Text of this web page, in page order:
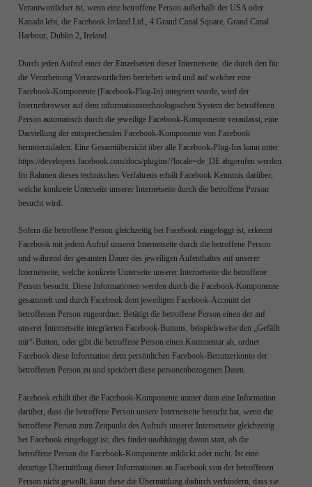
Verantwortlicher ist, wenn eine betroffene Person außerhalb der USA oder
Kanada lebt, die Facebook Ireland Ltd., 4 Grand Canal Square, Grand Canal
Harbour, Dublin 2, Ireland.
Durch jeden Aufruf einer der Einzelseiten dieser Internetseite, die durch den für
die Verarbeitung Verantwortlichen betrieben wird und auf welcher eine
Facebook-Komponente (Facebook-Plug-In) integriert wurde, wird der
Internetbrowser auf dem informationstechnologischen System der betroffenen
Person automatisch durch die jeweilige Facebook-Komponente veranlasst, eine
Darstellung der entsprechenden Facebook-Komponente von Facebook
herunterzuladen. Eine Gesamtübersicht über alle Facebook-Plug-Ins kann unter
https://developers.facebook.com/docs/plugins/?locale=de_DE abgerufen werden.
Im Rahmen dieses technischen Verfahrens erhält Facebook Kenntnis darüber,
welche konkrete Unterseite unserer Internetseite durch die betroffene Person
besucht wird.
Sofern die betroffene Person gleichzeitig bei Facebook eingeloggt ist, erkennt
Facebook mit jedem Aufruf unserer Internetseite durch die betroffene Person
und während der gesamten Dauer des jeweiligen Aufenthaltes auf unserer
Internetseite, welche konkrete Unterseite unserer Internetseite die betroffene
Person besucht. Diese Informationen werden durch die Facebook-Komponente
gesammelt und durch Facebook dem jeweiligen Facebook-Account der
betroffenen Person zugeordnet. Betätigt die betroffene Person einen der auf
unserer Internetseite integrierten Facebook-Buttons, beispielsweise den „Gefällt
mir“-Button, oder gibt die betroffene Person einen Kommentar ab, ordnet
Facebook diese Information dem persönlichen Facebook-Benutzerkonto der
betroffenen Person zu und speichert diese personenbezogenen Daten.
Facebook erhält über die Facebook-Komponente immer dann eine Information
darüber, dass die betroffene Person unsere Internetseite besucht hat, wenn die
betroffene Person zum Zeitpunkt des Aufrufs unserer Internetseite gleichzeitig
bei Facebook eingeloggt ist; dies findet unabhängig davon statt, ob die
betroffene Person die Facebook-Komponente anklickt oder nicht. Ist eine
derartige Übermittlung dieser Informationen an Facebook von der betroffenen
Person nicht gewollt, kann diese die Übermittlung dadurch verhindern, dass sie